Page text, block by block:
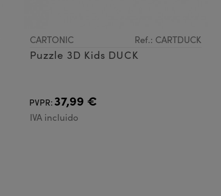
CARTONIC Ref.: CARTDUCK
Puzzle 3D Kids DUCK
PVPR:37,99 €
IVA incluido